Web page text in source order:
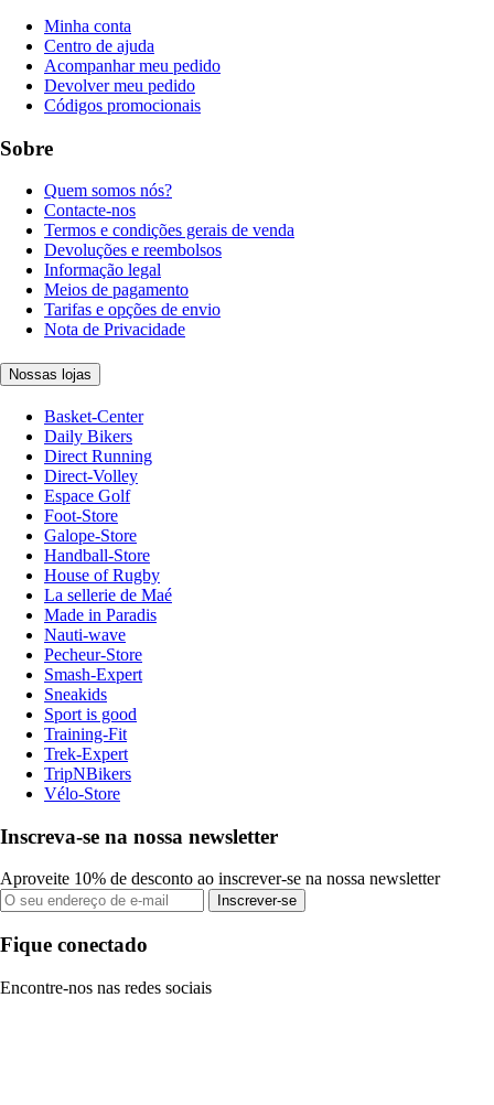
Minha conta
Centro de ajuda
Acompanhar meu pedido
Devolver meu pedido
Códigos promocionais
Sobre
Quem somos nós?
Contacte-nos
Termos e condições gerais de venda
Devoluções e reembolsos
Informação legal
Meios de pagamento
Tarifas e opções de envio
Nota de Privacidade
Nossas lojas
Basket-Center
Daily Bikers
Direct Running
Direct-Volley
Espace Golf
Foot-Store
Galope-Store
Handball-Store
House of Rugby
La sellerie de Maé
Made in Paradis
Nauti-wave
Pecheur-Store
Smash-Expert
Sneakids
Sport is good
Training-Fit
Trek-Expert
TripNBikers
Vélo-Store
Inscreva-se na nossa newsletter
Aproveite 10% de desconto ao inscrever-se na nossa newsletter
Inscrever-se
Fique conectado
Encontre-nos nas redes sociais